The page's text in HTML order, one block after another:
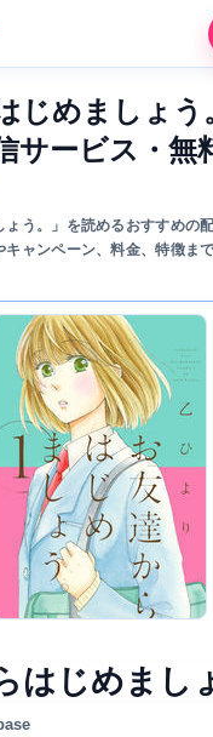
じめましょう
サービス・無
ょう。」を読めるおすすめの
キャンペーン、料金、特徴ま
はじめまし